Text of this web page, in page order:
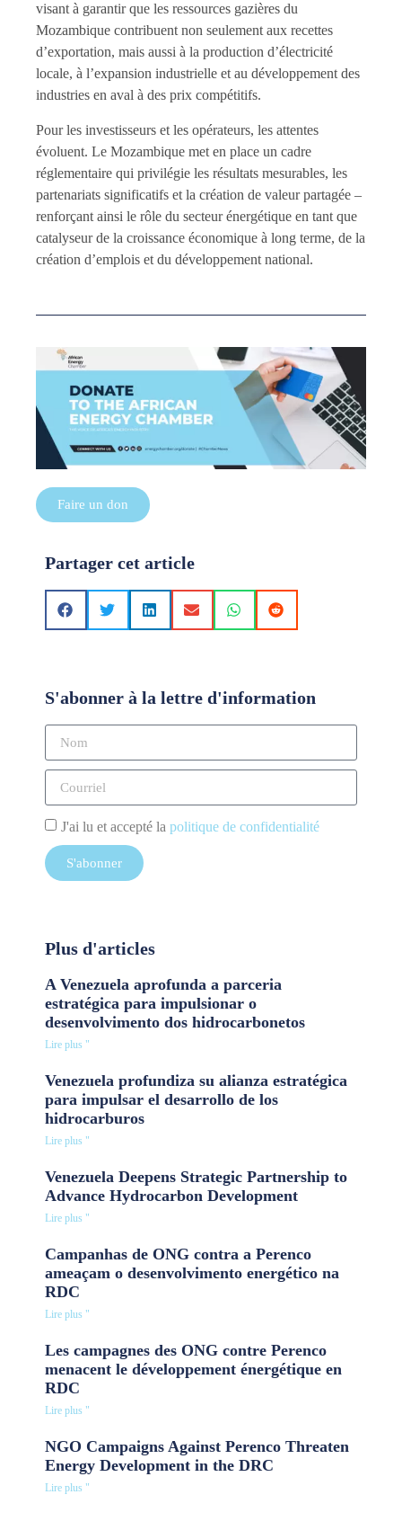
visant à garantir que les ressources gazières du
Mozambique contribuent non seulement aux recettes
d’exportation, mais aussi à la production d’électricité
locale, à l’expansion industrielle et au développement des
industries en aval à des prix compétitifs.
Pour les investisseurs et les opérateurs, les attentes
évoluent. Le Mozambique met en place un cadre
réglementaire qui privilégie les résultats mesurables, les
partenariats significatifs et la création de valeur partagée –
renforçant ainsi le rôle du secteur énergétique en tant que
catalyseur de la croissance économique à long terme, de la
création d’emplois et du développement national.
Faire un don
Partager cet article
S'abonner à la lettre d'information
J'ai lu et accepté la politique de confidentialité
S'abonner
Plus d'articles
A Venezuela aprofunda a parceria
estratégica para impulsionar o
desenvolvimento dos hidrocarbonetos
Lire plus "
Venezuela profundiza su alianza estratégica
para impulsar el desarrollo de los
hidrocarburos
Lire plus "
Venezuela Deepens Strategic Partnership to
Advance Hydrocarbon Development
Lire plus "
Campanhas de ONG contra a Perenco
ameaçam o desenvolvimento energético na
RDC
Lire plus "
Les campagnes des ONG contre Perenco
menacent le développement énergétique en
RDC
Lire plus "
NGO Campaigns Against Perenco Threaten
Energy Development in the DRC
Lire plus "